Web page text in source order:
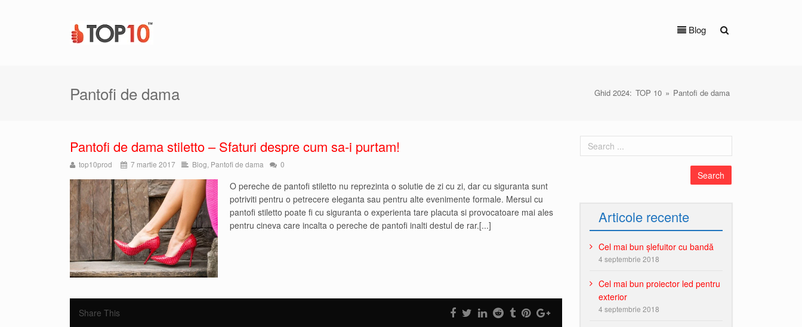
Blog
Pantofi de dama Ghid 2024: TOP 10 » Pantofi de dama
Pantofi de dama stiletto – Sfaturi despre cum sa-i purtam!
top10prod 7 martie 2017 Blog, Pantofi de dama 0
O pereche de pantofi stiletto nu reprezinta o solutie de zi cu zi, dar cu siguranta sunt
potriviti pentru o petrecere eleganta sau pentru alte evenimente formale. Mersul cu
pantofi stiletto poate fi cu siguranta o experienta tare placuta si provocatoare mai ales
pentru cineva care incalta o pereche de pantofi inalti destul de rar.[...]
Share This
Articole recente
Cel mai bun șlefuitor cu bandă
4 septembrie 2018
Cel mai bun proiector led pentru
exterior
4 septembrie 2018